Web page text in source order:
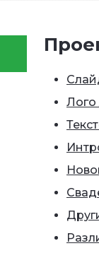
Лого